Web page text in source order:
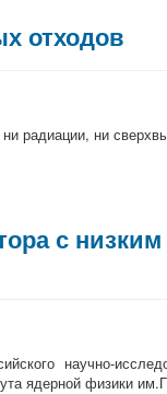
отходов
радиации, ни
с
научно-
ядерной физики